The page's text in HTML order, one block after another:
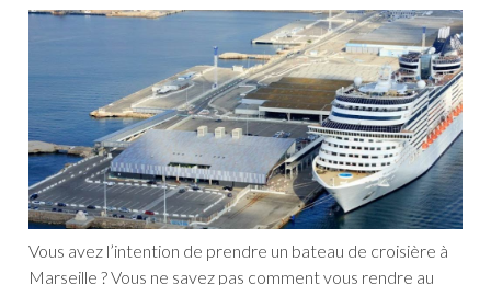
Vous avez l’intention de prendre un bateau de croisière à
Marseille ? Vous ne savez pas comment vous rendre au